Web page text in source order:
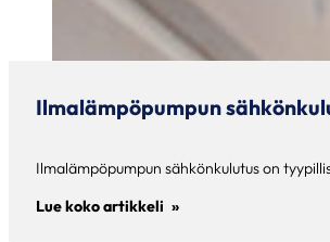
Ilmalämpöpumpun
Ilmalämpöpumpun sähkönkulutus on
Lue koko artikkeli